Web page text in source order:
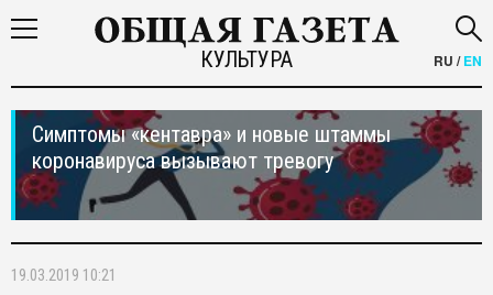
КУЛЬТУРА RU /EN
Симптомы «кентавра» и новые штаммы
коронавируса вызывают тревогу
19.03.2019 10:21